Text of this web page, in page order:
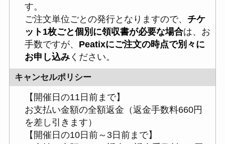
す。
ご注文単位ごとの発行となりますので、 チケ
ット1枚ごと個別に領収書が必要な場合は、お
手数ですが、 Peatixにご注文の時点で別々に
お申し込みください。
キャンセルポリシー
【開催日の11日前まで】
お支払い金額の全額返金（返金手数料660円
を差し引きます）
【開催日の10日前～3日前まで】